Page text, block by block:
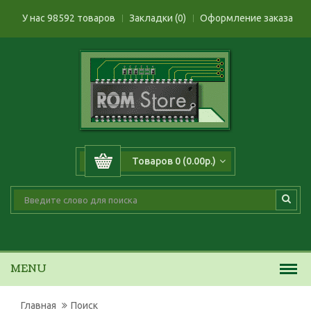
У нас 98592 товаров Закладки (0) Оформление заказа
Товаров 0 (0.00р.)
MENU
Главная Поиск